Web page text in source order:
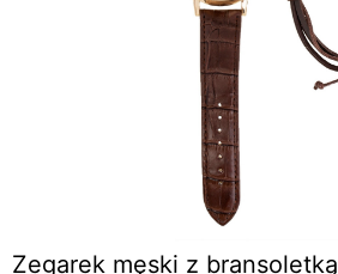
Zegarek męski z bransoletką